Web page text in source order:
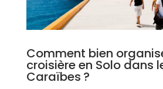
Comment bien
croisière en Solo dans
Caraïbes ?